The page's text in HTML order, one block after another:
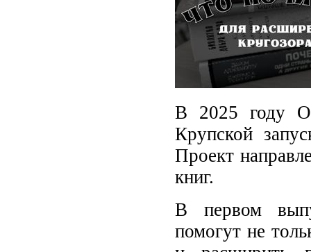
В 2025 году
Крупской
Проект
книг.
В первом
помогут не